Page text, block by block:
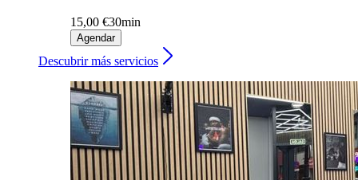
15,00 €30min
Agendar
Descubrir más servicios